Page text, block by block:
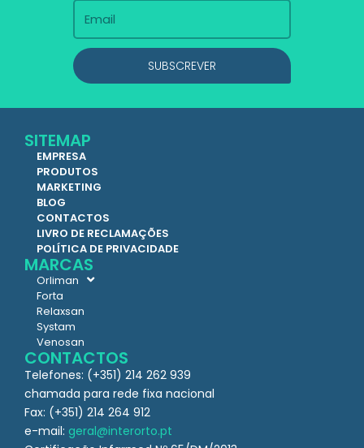
SUBSCREVER
SITEMAP
EMPRESA
PRODUTOS
MARKETING
BLOG
CONTACTOS
LIVRO DE RECLAMAÇÕES
POLÍTICA DE PRIVACIDADE
MARCAS
Orliman
Forta
Relaxsan
Systam
Venosan
CONTACTOS
Telefones: (+351) 214 262 939
chamada para rede fixa nacional
Fax: (+351) 214 264 912
e-mail: geral@interorto.pt